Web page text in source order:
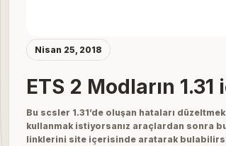
Nisan 25, 2018
ETS 2 Modların
Bu scsler 1.31’de oluşan hataları
kullanmak istiyorsanız araçlardan sonra
linklerini site içerisinde aratarak